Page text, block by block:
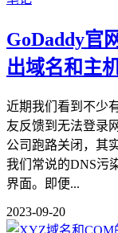
GoDaddy官
出域名和主
近期我们看到不少
友反馈到无法登录
公司跑路关闭，其
我们常说的DNS污
界面。即便...
2023-09-20